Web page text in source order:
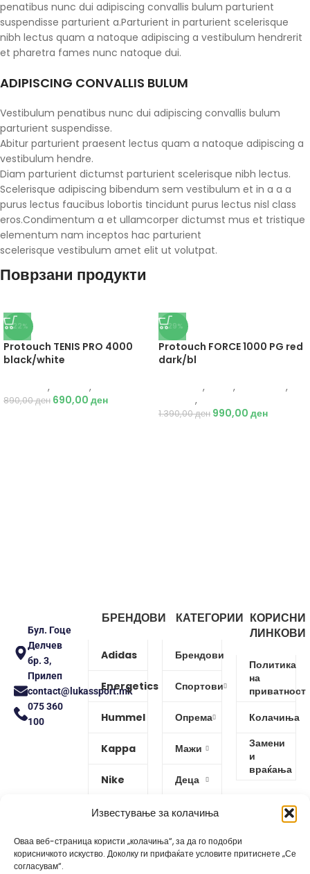
Известување за колачиња
Оваа веб-страница користи „колачиња“, за да го подобри
корисничкото искуство. Доколку ги прифаќате условите притиснете „Се
согласувам“.
penatibus nunc dui adipiscing convallis bulum parturient
suspendisse parturient a.Parturient in parturient scelerisque
nibh lectus quam a natoque adipiscing a vestibulum hendrerit
et pharetra fames nunc natoque dui.
ADIPISCING CONVALLIS BULUM
Vestibulum penatibus nunc dui adipiscing convallis bulum
parturient suspendisse.
Abitur parturient praesent lectus quam a natoque adipiscing a
vestibulum hendre.
Diam parturient dictumst parturient scelerisque nibh lectus.
Scelerisque adipiscing bibendum sem vestibulum et in a a a
purus lectus faucibus lobortis tincidunt purus lectus nisl class
eros.Condimentum a et ullamcorper dictumst mus et tristique
elementum nam inceptos hac parturient
scelerisque vestibulum amet elit ut volutpat.
Поврзани продукти
-22%
Protouch TENIS PRO 4000
black/white
, ,
890,00ден 690,00 ден
-29%
Protouch FORCE 1000 PG red
dark/bl
, ,
,
,
1.390,00ден 990,00 ден
Бул. Гоце
Делчев
бр. 3,
Прилеп
contact@lukassport.mk
075 360
100
БРЕНДОВИ
Adidas
Energetics
Hummel
Kappa
Nike
Protouch
Puma
КАТЕГОРИИ
Брендови
Спортови
Опрема
Мажи
Деца
Жени
КОРИСНИ
ЛИНКОВИ
Политика
на
приватност
Колачиња
Замени
и
враќања